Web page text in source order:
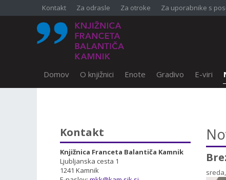
Kontakt Za odrasle Za otroke Za uporabnike s
Domov O knjižnici Enote Gradivo E-viri
Kontakt
Knjižnica Franceta Balantiča Kamnik
Ljubljanska cesta 1
1241 Kamnik